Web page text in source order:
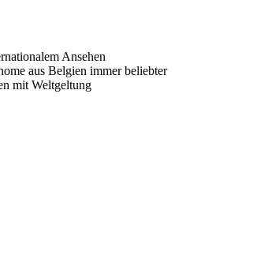
Ansehen
aus Belgien immer beliebter
mit Weltgeltung